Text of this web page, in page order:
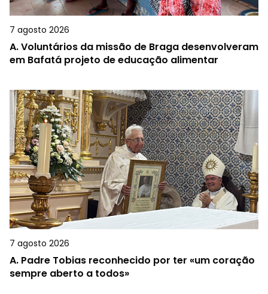
7 agosto 2026
A.Voluntários da missão de Braga desenvolveram
em Bafatá projeto de educação alimentar
7 agosto 2026
A. Padre Tobias reconhecido por ter «um coração
sempre aberto a todos»